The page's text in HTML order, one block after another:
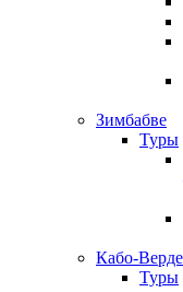
Зимбабве
Туры
Кабо-Верде
Туры